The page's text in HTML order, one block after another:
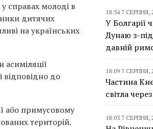
справах молоді в
дитячих
на українських
відповідно до
або примусовому
територій.
18:54 7 СЕРПНЯ,
У Болгарії
Дунаю з-
давній
18:09 7 СЕРПНЯ,
Частина
світла
18:03 7 СЕРПНЯ,